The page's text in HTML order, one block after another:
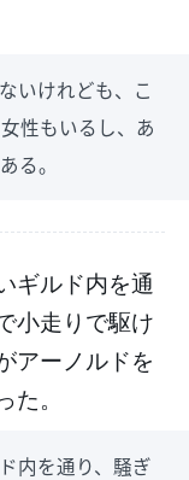
いけれども、こ
性もいるし、あ
る。
ギルド内を通
小走りで駆け
アーノルドを
。
内を通り、騒ぎ